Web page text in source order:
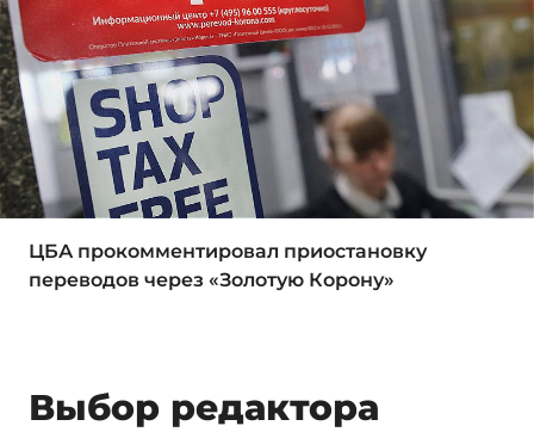
ЦБА прокомментировал приостановку
переводов через «Золотую Корону»
Выбор редактора